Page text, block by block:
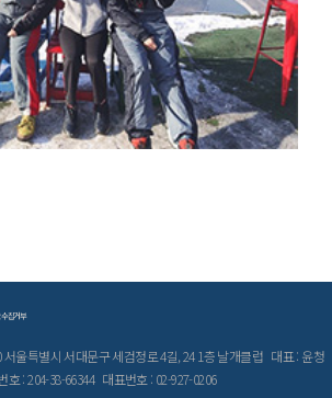
집거부
울특별시 서대문구 세검정로 4길, 24 1층 날개클럽 대표 : 윤청
: 204-38-66344 대표번호 : 02-927-0206